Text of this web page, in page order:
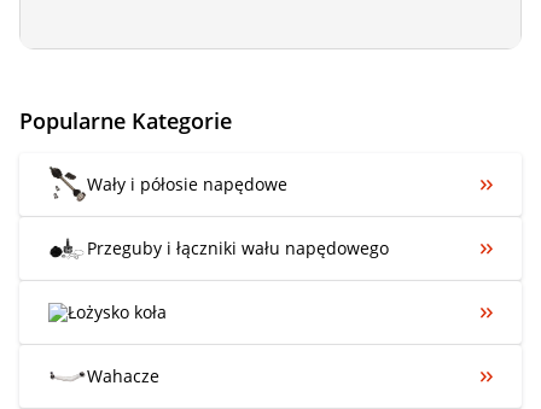
Popularne Kategorie
Wały i półosie napędowe
Przeguby i łączniki wału napędowego
Łożysko koła
Wahacze